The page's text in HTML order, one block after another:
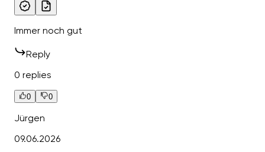
Immer noch gut
Reply
0 replies
0 0
Jürgen
09.06.2026